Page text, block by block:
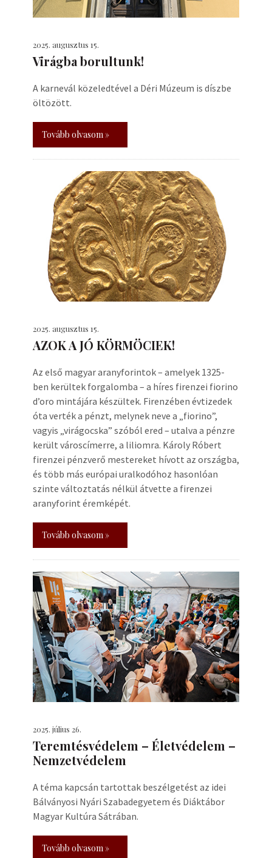
2025. augusztus 15.
Virágba borultunk!
A karnevál közeledtével a Déri Múzeum is díszbe
öltözött.
Tovább olvasom »
2025. augusztus 15.
AZOK A JÓ KÖRMÖCIEK!
Az első magyar aranyforintok – amelyek 1325-
ben kerültek forgalomba – a híres firenzei fiorino
d’oro mintájára készültek. Firenzében évtizedek
óta verték a pénzt, melynek neve a „fiorino”,
vagyis „virágocska” szóból ered – utalva a pénzre
került városcímerre, a liliomra. Károly Róbert
firenzei pénzverő mestereket hívott az országba,
és több más európai uralkodóhoz hasonlóan
szinte változtatás nélkül átvette a firenzei
aranyforint éremképét.
Tovább olvasom »
2025. július 26.
Teremtésvédelem – Életvédelem –
Nemzetvédelem
A téma kapcsán tartottak beszélgetést az idei
Bálványosi Nyári Szabadegyetem és Diáktábor
Magyar Kultúra Sátrában.
Tovább olvasom »